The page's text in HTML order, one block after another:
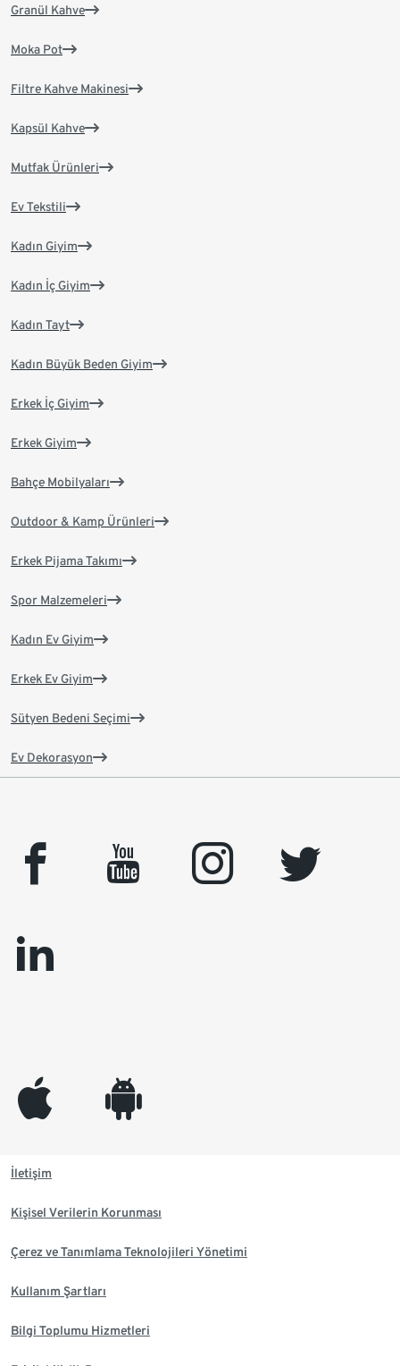
Granül Kahve
Moka Pot
Filtre Kahve Makinesi
Kapsül Kahve
Mutfak Ürünleri
Ev Tekstili
Kadın Giyim
Kadın İç Giyim
Kadın Tayt
Kadın Büyük Beden Giyim
Erkek İç Giyim
Erkek Giyim
Bahçe Mobilyaları
Outdoor & Kamp Ürünleri
Erkek Pijama Takımı
Spor Malzemeleri
Kadın Ev Giyim
Erkek Ev Giyim
Sütyen Bedeni Seçimi
Ev Dekorasyon
facebook youtube instagram
twitter
linkedin
appleinc android
İletişim
Kişisel Verilerin Korunması
Çerez ve Tanımlama Teknolojileri Yönetimi
Kullanım Şartları
Bilgi Toplumu Hizmetleri